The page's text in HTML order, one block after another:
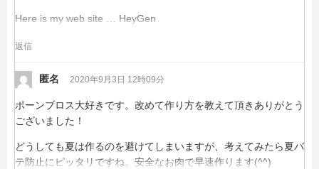
Here is my web site … HeyGen
返信
匿名 2020年9月3日 12時09分
ポーンブロス大好きです。改めて作り方を教えて頂きありがとう
ございました！
どうしても夏は作るのを避けてしまいますが、考えてみたら夏バ
テ防止にピッタリですね。安全なお肉で早速作ります(^^)